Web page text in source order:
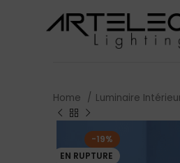
Home Luminaire
-19%
EN RUPTURE